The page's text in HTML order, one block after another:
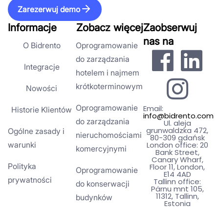
Zarezerwuj demo
Informacje
O Bidrento
Integracje
Nowości
Historie Klientów
Ogólne zasady i
warunki
Polityka
prywatności
Zobacz więcej
Oprogramowanie
do zarządzania
hotelem i najmem
krótkoterminowym
Oprogramowanie
do zarządzania
nieruchomościami
komercyjnymi
Oprogramowanie
do konserwacji
budynków
Zaobserwuj
nas na
Email:
info@bidrento.com
Ul. aleja
grunwaldzka 472,
80-309 gdańsk
London office: 20
Bank Street,
Canary Wharf,
Floor 11, London,
E14 4AD
Tallinn office:
Pärnu mnt 105,
11312, Tallinn,
Estonia